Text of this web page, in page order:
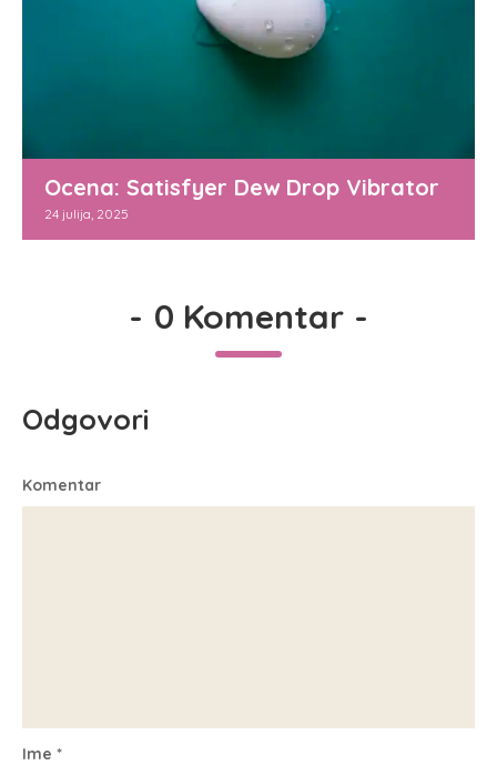
Ocena: Satisfyer Dew Drop Vibrator
24 julija, 2025
- 0 Komentar -
Odgovori
Komentar
Ime *